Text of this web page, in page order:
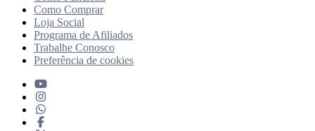
Como Comprar
Loja Social
Programa de Afiliados
Trabalhe Conosco
Preferência de cookies